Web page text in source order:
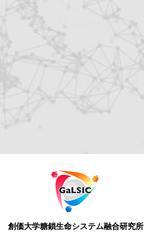
創価大学糖鎖生命システム融合研究所